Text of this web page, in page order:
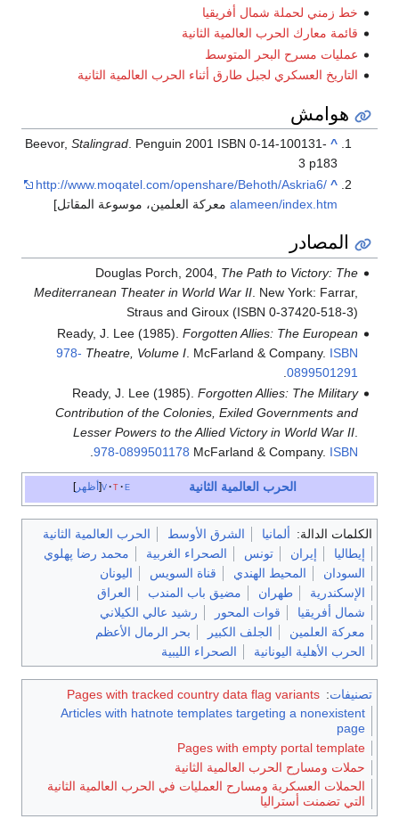
خط زمني لحملة شمال أفريقيا
قائمة معارك الحرب العالمية الثانية
عمليات مسرح البحر المتوسط
التاريخ العسكري لجبل طارق أثناء الحرب العالمية الثانية
هوامش
Beevor,Stalingrad. Penguin 2001 ISBN 0-14-100131-
3 p183
http://www.moqatel.com/openshare/Behoth/Askria6/
alameen/index.htmمعركة العلمين، موسوعة المقاتل]
المصادر
Douglas Porch, 2004,The Path to Victory: The
Mediterranean Theater in World War II. New York: Farrar,
Straus and Giroux (ISBN 0-37420-518-3)
Ready, J. Lee (1985).Forgotten Allies: The European
Theatre, Volume I. McFarland & Company.
978-
0899501291
.
Ready, J. Lee (1985).Forgotten Allies: The Military
Contribution of the Colonies, Exiled Governments and
Lesser Powers to the Allied Victory in World War II
McFarland & Company.
978-0899501178
.
أظهر الحرب العالمية الثانية
الدالة: ألمانيا الشرق الأوسط
الحرب العالمية الثانية
إيران تونس الصحراء الغربية
محمد رضا پهلوي
السودان
المحيط الهندي قناة السويس
اليونان
الإسكندرية
طهران مضيق باب المندب
العراق
شمال أفريقيا
قوات المحور
رشيد عالي الكيلاني
معركة العلمين
الجلف الكبير
بحر الرمال الأعظم
الحرب الأهلية اليونانية
الصحراء الليبية
:
Pages with tracked country data flag variants
Articles with hatnote templates targeting a nonexistent
Pages with empty portal template
حملات ومسارح الحرب العالمية الثانية
الحملات العسكرية ومسارح العمليات في الحرب العالمية الثانية
التي تضمنت أستراليا